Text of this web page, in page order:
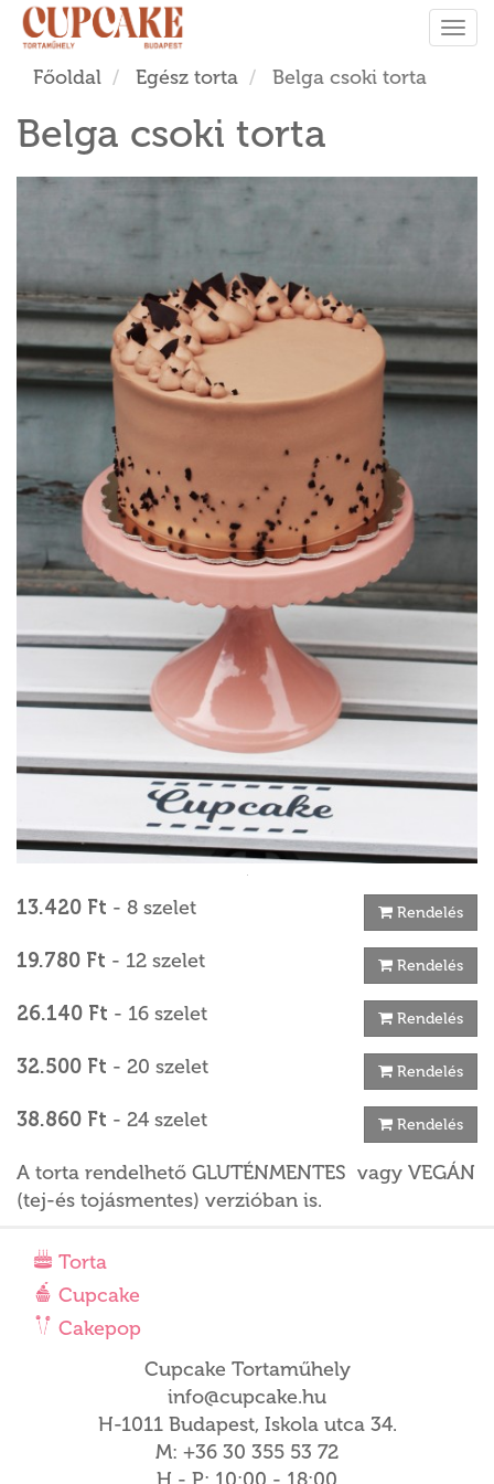
Főoldal Egész torta Belga csoki torta
Belga csoki torta
13.420 Ft - 8 szelet Rendelés
19.780 Ft - 12 szelet Rendelés
26.140 Ft - 16 szelet Rendelés
32.500 Ft - 20 szelet Rendelés
38.860 Ft - 24 szelet Rendelés
A torta rendelhető GLUTÉNMENTES vagy VEGÁN
(tej-és tojásmentes) verzióban is.
Torta
Cupcake
Cakepop
Cupcake Tortaműhely
info@cupcake.hu
H-1011 Budapest, Iskola utca 34.
M: +36 30 355 53 72